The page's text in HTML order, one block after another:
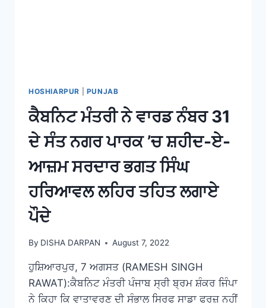
HOSHIARPUR PUNJAB
ਕੈਬਨਿਟ ਮੰਤਰੀ ਨੇ ਵਾਰਡ ਨੰਬਰ 31
ਦੇ ਸੰਤ ਨਗਰ ਪਾਰਕ ’ਚ ਸ਼ਹੀਦ-ਏ-
ਆਜ਼ਮ ਸਰਦਾਰ ਭਗਤ ਸਿੰਘ
ਹਰਿਆਵਲ ਲਹਿਰ ਤਹਿਤ ਲਗਾਏ
ਪੌਦੇ
By DISHA DARPAN August 7, 2022
ਹੁਸ਼ਿਆਰਪੁਰ, 7 ਅਗਸਤ (RAMESH SINGH
RAWAT):ਕੈਬਨਿਟ ਮੰਤਰੀ ਪੰਜਾਬ ਸ੍ਰੀ ਬ੍ਰਮ ਸ਼ੰਕਰ ਜਿੰਪਾ
ਨੇ ਕਿਹਾ ਕਿ ਵਾਤਾਵਰਣ ਦੀ ਸੰਭਾਲ ਸਿਰਫ ਸਾਡਾ ਫਰਜ਼ ਨਹੀਂ